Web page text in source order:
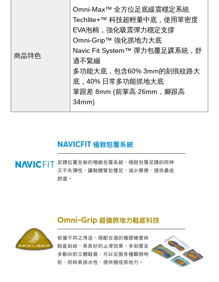
商品特色
Omni-Max™ 全方位足底緩震穩定系統
Techlite+™ 科技超輕量中底，使用單密度
EVA泡棉，強化吸震彈力穩定支撐
Omni-Grip™ 強化抓地力大底
Navic Fit System™ 彈力包覆足踝系統，舒
適不緊繃
多功能大底，包含60% 3mm的刻痕紋路大
底，40% 日常多功能抓地大底
掌跟差 8mm (前掌高 26mm，腳跟高
34mm)